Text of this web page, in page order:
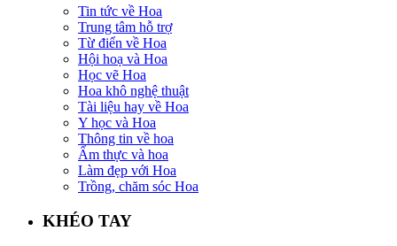
Tin tức về Hoa
Trung tâm hỗ trợ
Từ điển về Hoa
Hội hoạ và Hoa
Học vẽ Hoa
Hoa khô nghệ thuật
Tài liệu hay về Hoa
Y học và Hoa
Thông tin về hoa
Ẩm thực và hoa
Làm đẹp với Hoa
Trồng, chăm sóc Hoa
KHÉO TAY